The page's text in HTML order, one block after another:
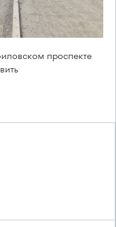
проспекте